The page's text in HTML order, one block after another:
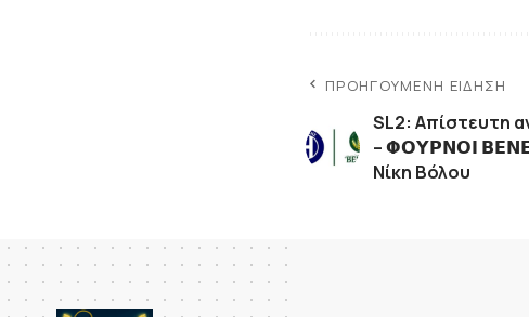
ΠΡΟΗΓΟΎΜΕΝΗ ΕΊΔΗΣΗ
SL2: Απίστευτη
– 𝝫𝝤𝝪𝝦𝝢𝝤𝝞
Νίκη Βόλου